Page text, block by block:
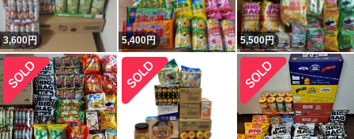
3,600円 5,400円 5,500円